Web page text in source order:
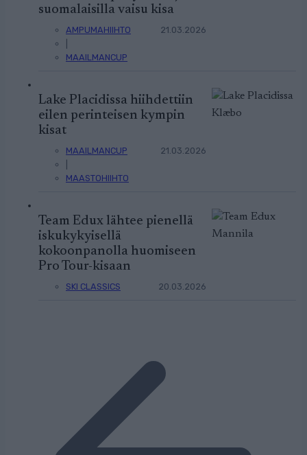
suomalaisilla vaisu kisa
AMPUMAHIIHTO
MAAILMANCUP
21.03.2026
Lake Placidissa hiihdettiin
eilen perinteisen kympin
kisat
MAAILMANCUP
MAASTOHIIHTO
21.03.2026
Team Edux lähtee pienellä
iskukykyisellä
kokoonpanolla huomiseen
Pro Tour-kisaan
SKI CLASSICS 20.03.2026